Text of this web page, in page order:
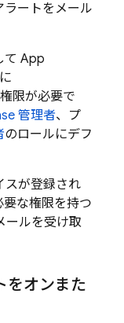
ラートをメール
て App
権限が必要で
管理者、プ
のロールにデフ
スが登録され
な権限を持つ
ールを受け取
をオンまた